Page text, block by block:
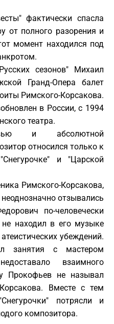
фактически спасла
от полного разорения и
момент находился под
сезонов" Михаил
Гранд-Опера балет
Римского-Корсакова.
в России, с 1994
театра.
и абсолютной
относился только к
и "Царской
Римского-Корсакова,
отзывались
по-человечески
находил в его музыке
убеждений.
занятия с мастером
взаимного
Прокофьев не называл
Вместе с тем
потрясли и
композитора.